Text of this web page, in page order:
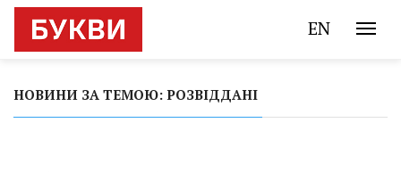
EN
НОВИНИ ЗА ТЕМОЮ: РОЗВІДДАНІ